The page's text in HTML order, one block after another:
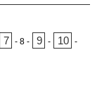
7 -8 - 9 - 10 -